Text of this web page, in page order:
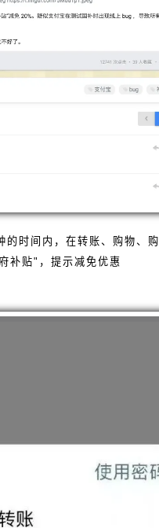
时间内，在转账、购物、购
补贴"，提示减免优惠